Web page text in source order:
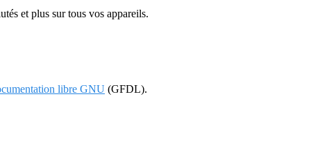
et plus sur tous vos appareils.
libre GNU (GFDL).